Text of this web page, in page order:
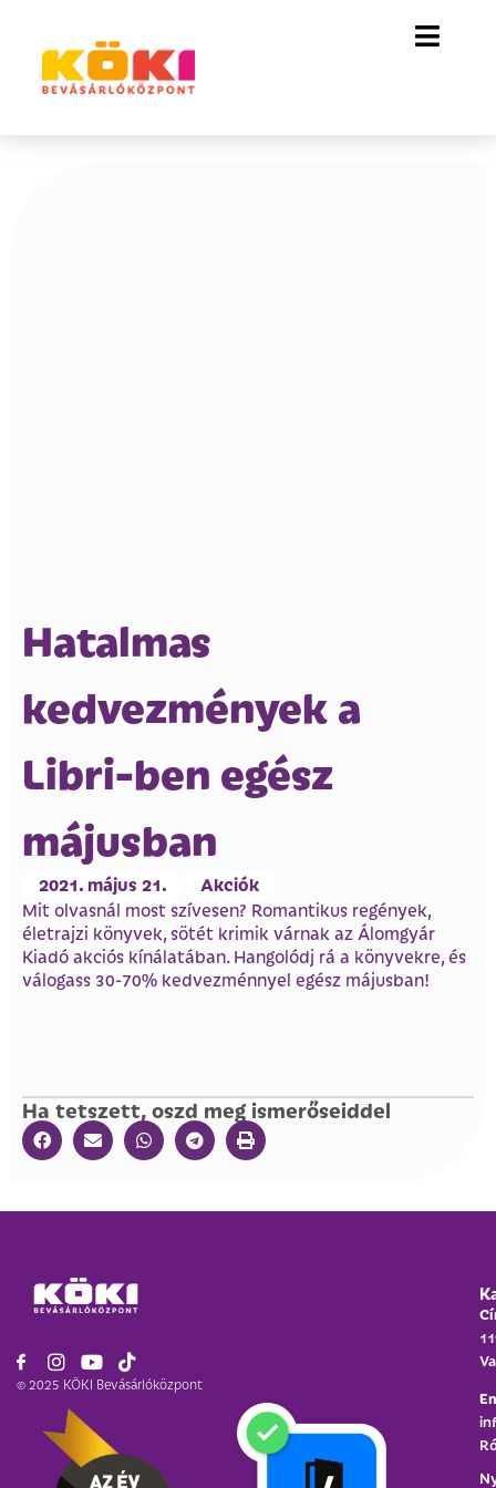
Hatalmas
kedvezmények a
Libri-ben egész
májusban
2021. május 21. Akciók
Mit olvasnál most szívesen? Romantikus regények,
életrajzi könyvek, sötét krimik várnak az Álomgyár
Kiadó akciós kínálatában. Hangolódj rá a könyvekre, és
válogass 30-70% kedvezménnyel egész májusban!
Ha tetszett, oszd meg ismerőseiddel
© 2025 KÖKI Bevásárlóközpont